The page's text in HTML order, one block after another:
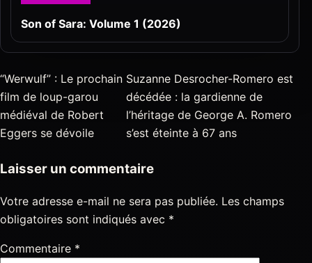
Son of Sara: Volume 1 (2026)
“Werwulf” : Le prochain
film de loup-garou
médiéval de Robert
Eggers se dévoile
Suzanne Desrocher-Romero est
décédée : la gardienne de
l’héritage de George A. Romero
s’est éteinte à 67 ans
Laisser un commentaire
Votre adresse e-mail ne sera pas publiée. Les champs
obligatoires sont indiqués avec *
Commentaire *